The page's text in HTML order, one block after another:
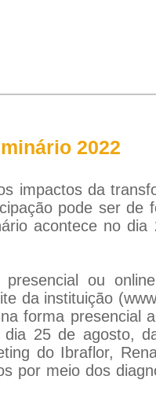
2022
impactos da
pode ser
acontece no dia
ou
da instituição (
forma presencial
25 de agosto,
do Ibraflor,
por meio dos